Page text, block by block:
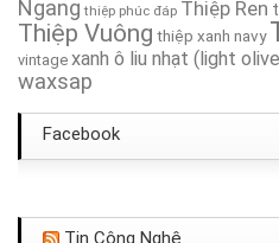
Thiệp Cưới TA220A
Ngang thiệp phúc đáp Thiệp Ren
Thiệp Vuông thiệp xanh navy
vintage xanh ô liu nhạt (light
waxsap
Facebook
Tin Công Nghệ